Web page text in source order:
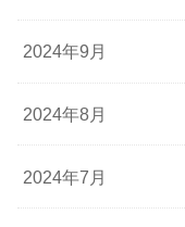
2024年9月
2024年8月
2024年7月